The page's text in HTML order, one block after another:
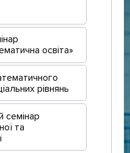
освіта»
рівнянь
семінар
та